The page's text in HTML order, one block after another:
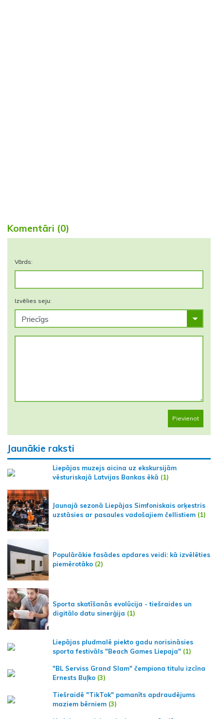
Komentāri (0)
Vārds:
Izvēlies seju:
Pievienot
Jaunākie raksti
Liepājas muzejs aicina uz ekskursijām
vēsturiskajā Latvijas Bankas ēkā (1)
Jaunajā sezonā Liepājas Simfoniskais orķestris
uzstāsies ar pasaules vadošajiem čellistiem (1)
Populārākie fasādes apdares veidi: kā izvēlēties
piemērotāko (2)
Sporta skatīšanās evolūcija - tiešraides un
digitālo datu sinerģija (1)
Liepājas pludmalē piekto gadu norisināsies
sporta festivāls "Beach Games Liepaja" (1)
"BL Serviss Grand Slam" čempiona titulu izcīna
Ernests Buļko (3)
Tiešraidē "TikTok" pamanīts apdraudējums
maziem bērniem (3)